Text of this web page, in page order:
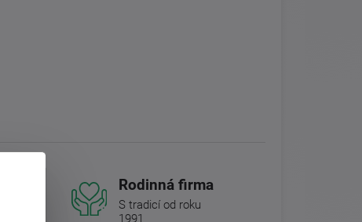
Rodinná firma
S tradicí od roku
1991